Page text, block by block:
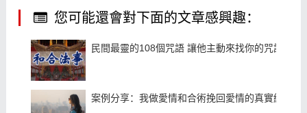
您可能還會對下面的文章感興趣：
民間最靈的108個咒語 讓他主動來找你的咒語
案例分享：我做愛情和合術挽回愛情的真實經曆